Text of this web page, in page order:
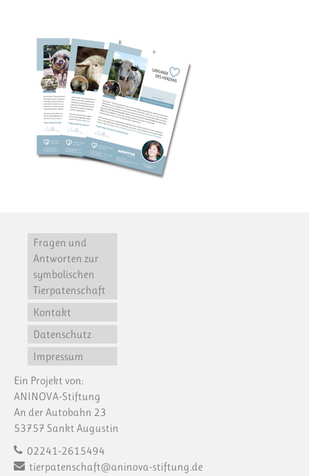
Fragen und
Antworten zur
symbolischen
Tierpatenschaft
Kontakt
Datenschutz
Impressum
Ein Projekt von:
ANINOVA-Stiftung
An der Autobahn 23
53757 Sankt Augustin
02241-2615494
tierpatenschaft@aninova-stiftung.de